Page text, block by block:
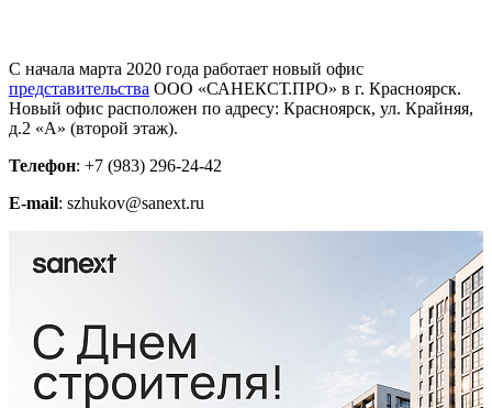
С начала марта 2020 года работает новый офис
представительства ООО «САНЕКСТ.ПРО» в г. Красноярск.
Новый офис расположен по адресу: Красноярск, ул. Крайняя,
д.2 «А» (второй этаж).
Телефон: +7 (983) 296-24-42
E-mail: szhukov@sanext.ru